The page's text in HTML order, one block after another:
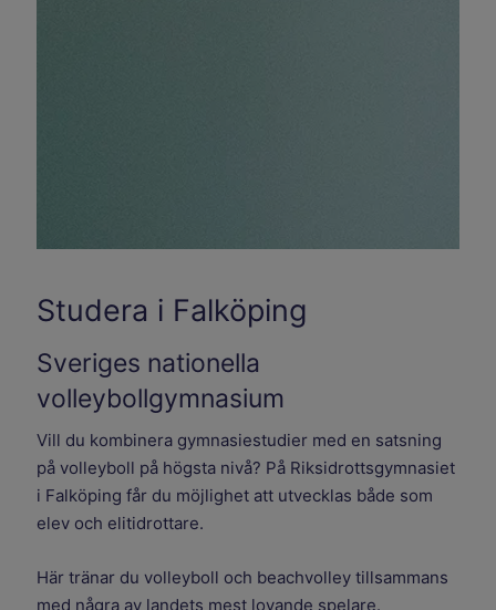
Studera i Falköping
Sveriges nationella
volleybollgymnasium
Vill du kombinera gymnasiestudier med en satsning
på volleyboll på högsta nivå? På Riksidrottsgymnasiet
i Falköping får du möjlighet att utvecklas både som
elev och elitidrottare.
Här tränar du volleyboll och beachvolley tillsammans
med några av landets mest lovande spelare.